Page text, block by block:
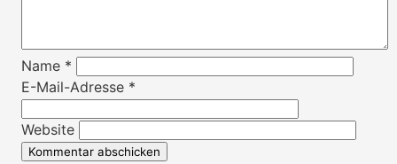
Name *
E-Mail-Adresse *
Website